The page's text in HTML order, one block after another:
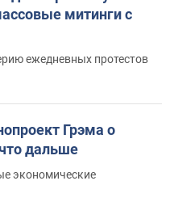
митинги с
ежедневных протестов
Грэма о
дальше
экономические